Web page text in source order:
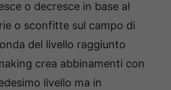
o decresce in base al
o sconfitte sul campo di
del livello raggiunto
crea abbinamenti con
livello ma in